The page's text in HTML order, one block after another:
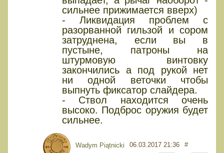
сильнее прижимается вверх)
- Ликвидация проблем с
разорванной гильзой и сором
затруднена, если вы в
пустыне, патроны на
штурмовую винтовку
закончились а под рукой нет
ни одной веточки чтобы
выпнуть фиксатор слайдера.
- Ствол находится очень
высоко. Подброс оружия будет
сильнее.
Wadym Piątnicki 06.03.2017 21:36 #